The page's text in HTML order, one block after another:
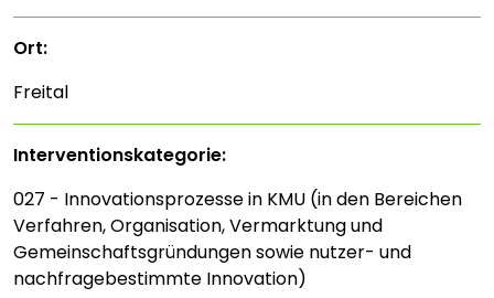
Ort:
Freital
Interventions­kategorie:
027 - Innovationsprozesse in KMU (in den Bereichen
Verfahren, Organisation, Vermarktung und
Gemeinschaftsgründungen sowie nutzer- und
nachfragebestimmte Innovation)